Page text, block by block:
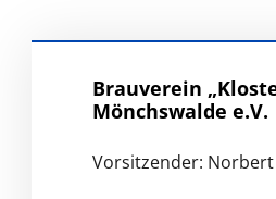
Brauverein
Mönchswalde e.V.
Vorsitzender: Norbert